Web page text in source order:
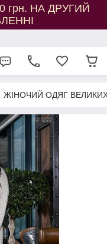
грн. НА ДРУГИЙ
ЖІНОЧИЙ ОДЯГ ВЕЛИКИХ